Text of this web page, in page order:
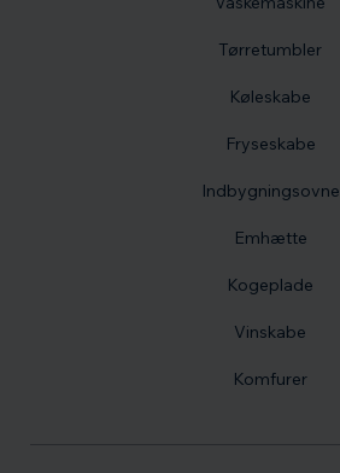
Tørretumbler
Køleskabe
Fryseskabe
Indbygningsovne
Emhætte
Kogeplade
Vinskabe
Komfurer